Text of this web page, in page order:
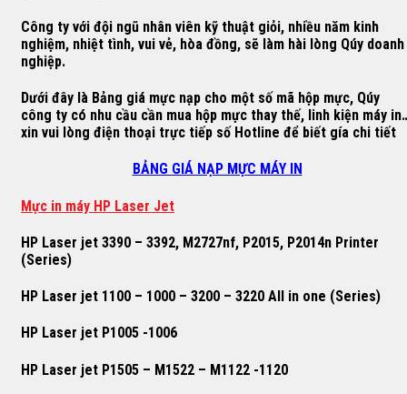
Công ty với đội ngũ nhân viên kỹ thuật giỏi, nhiều năm kinh
nghiệm, nhiệt tình, vui vẻ, hòa đồng, sẽ làm hài lòng Qúy doanh
nghiệp.
Dưới đây là Bảng giá mực nạp cho một số mã hộp mực, Qúy
công ty có nhu cầu cần mua hộp mực thay thế, linh kiện máy
xin vui lòng điện thoại trực tiếp số Hotline để biết gía chi tiết
BẢNG GIÁ NẠP MỰC MÁY IN
Mực in máy HP Laser Jet
HP Laser jet 3390 – 3392, M2727nf, P2015, P2014n Printer
(Series)
HP Laser jet 1100 – 1000 – 3200 – 3220 All in one (Series)
HP Laser jet P1005 -1006
HP Laser jet P1505 – M1522 – M1122 -1120